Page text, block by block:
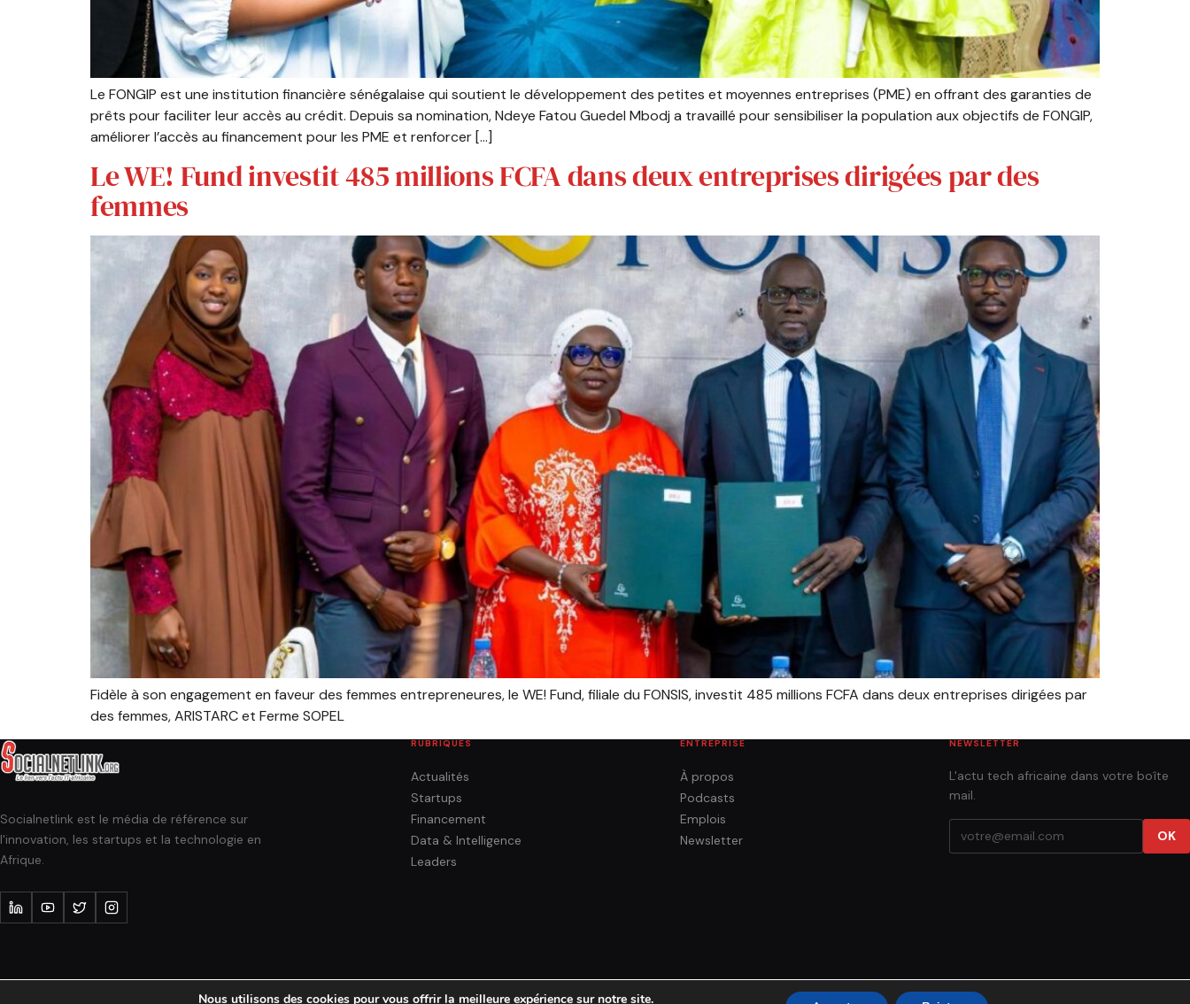
Le FONGIP est une institution financière sénégalaise qui soutient le développement des petites et moyennes entreprises (PME) en offrant des garanties de
prêts pour faciliter leur accès au crédit. Depuis sa nomination, Ndeye Fatou Guedel Mbodj a travaillé pour sensibiliser la population aux objectifs de FONGIP,
améliorer l’accès au financement pour les PME et renforcer […]
Le WE! Fund investit 485 millions FCFA dans deux entreprises dirigées par des
femmes
Fidèle à son engagement en faveur des femmes entrepreneures, le WE! Fund, filiale du FONSIS, investit 485 millions FCFA dans deux entreprises dirigées par
des femmes, ARISTARC et Ferme SOPEL
Socialnetlink est le média de référence sur
l'innovation, les startups et la technologie en
Afrique.
RUBRIQUES
Actualités
Startups
Financement
Data & Intelligence
Leaders
ENTREPRISE
À propos
Podcasts
Emplois
Newsletter
NEWSLETTER
L'actu tech africaine dans votre boîte
mail.
OK
Nous utilisons des cookies pour vous offrir la meilleure expérience sur notre site.